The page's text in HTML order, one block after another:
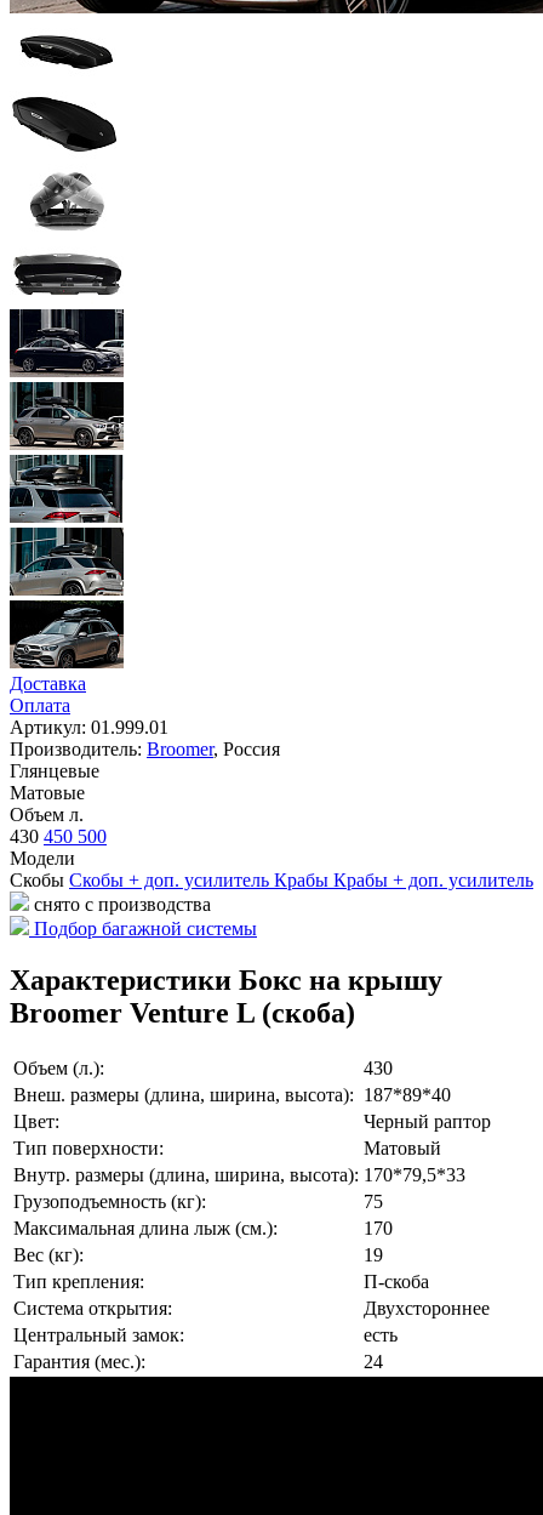
Доставка
Оплата
Артикул: 01.999.01
Производитель: Broomer, Россия
Глянцевые
Матовые
Объем л.
430 450 500
Модели
Скобы Скобы + доп. усилитель Крабы Крабы + доп. усилитель
снято с производства
Подбор багажной системы
Характеристики Бокс на крышу
Broomer Venture L (скоба)
Объем (л.):
430
Внеш. размеры (длина, ширина, высота): 187*89*40
Цвет:
Черный раптор
Тип поверхности:
Матовый
Внутр. размеры (длина, ширина, высота): 170*79,5*33
Грузоподъемность (кг):
75
Максимальная длина лыж (см.):
170
Вес (кг):
19
Тип крепления:
П-скоба
Система открытия:
Двухстороннее
Центральный замок:
есть
Гарантия (мес.):
24